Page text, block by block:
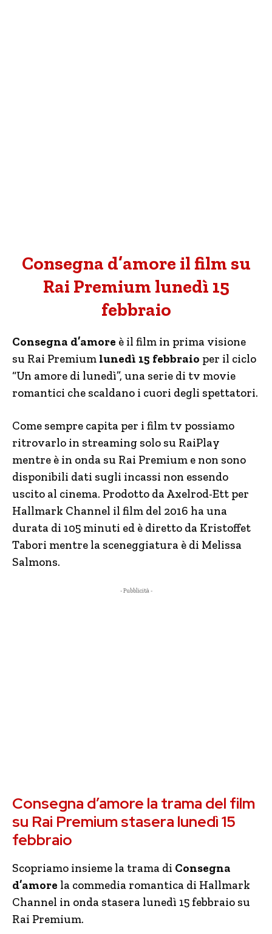
Consegna d’amore il film su
Rai Premium lunedì 15
febbraio
Consegna d’amore è il film in prima visione
su Rai Premium lunedì 15 febbraio per il ciclo
“Un amore di lunedì”, una serie di tv movie
romantici che scaldano i cuori degli spettatori.
Come sempre capita per i film tv possiamo
ritrovarlo in streaming solo su RaiPlay
mentre è in onda su Rai Premium e non sono
disponibili dati sugli incassi non essendo
uscito al cinema. Prodotto da Axelrod-Ett per
Hallmark Channel il film del 2016 ha una
durata di 105 minuti ed è diretto da Kristoffet
Tabori mentre la sceneggiatura è di Melissa
Salmons.
- Pubblicità -
Consegna d’amore la trama del film
su Rai Premium stasera lunedì 15
febbraio
Scopriamo insieme la trama di Consegna
d’amore la commedia romantica di Hallmark
Channel in onda stasera lunedì 15 febbraio su
Rai Premium.